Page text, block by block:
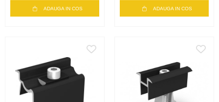
ADAUGA IN COS ADAUGA IN COS